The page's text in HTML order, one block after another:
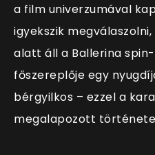
a film univerzumával
igyekszik
alatt áll a Ballerina
főszereplője egy
bérgyilkos – ezzel a
megalapozott